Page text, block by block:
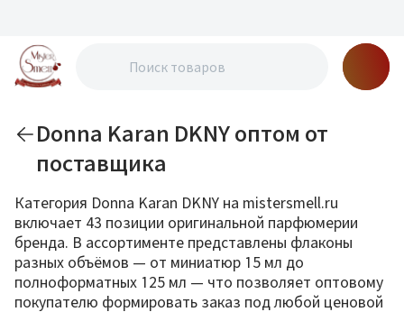
Donna Karan DKNY оптом от
поставщика
Категория Donna Karan DKNY на mistersmell.ru
включает 43 позиции оригинальной парфюмерии
бренда. В ассортименте представлены флаконы
разных объёмов — от миниатюр 15 мл до
полноформатных 125 мл — что позволяет оптовому
покупателю формировать заказ под любой ценовой